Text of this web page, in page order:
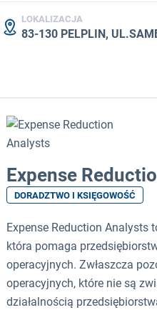
LOKALIZACJA
83-130 PELPLIN,
Expense
DORADZTWO I KSIĘGOWOŚĆ
Expense Reduction Analysts
która pomaga
operacyjnych. Zwłaszcza
operacyjnych, które nie są
działalnością